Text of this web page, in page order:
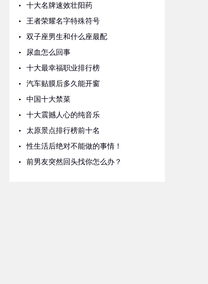
十大名牌速效壮阳药
王者荣耀名字特殊符号
双子座男生和什么座最配
尿血怎么回事
十大最幸福职业排行榜
汽车贴膜后多久能开窗
中国十大禁菜
十大震撼人心的纯音乐
太原景点排行榜前十名
性生活后绝对不能做的事情！
前男友突然回头找你怎么办？